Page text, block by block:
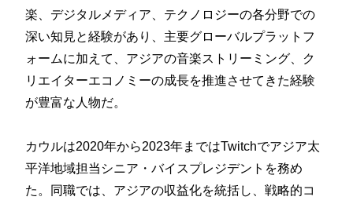
楽、デジタルメディア、テクノロジーの各分野での
深い知見と経験があり、主要グローバルプラットフ
ォームに加えて、アジアの音楽ストリーミング、ク
リエイターエコノミーの成長を推進させてきた経験
が豊富な人物だ。
カウルは2020年から2023年まではTwitchでアジア太
平洋地域担当シニア・バイスプレジデントを務め
た。同職では、アジアの収益化を統括し、戦略的コ